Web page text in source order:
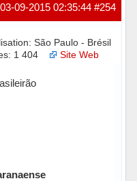
#254
03-09-2015 02:35:44
São Paulo - Brésil
1 404 Site Web